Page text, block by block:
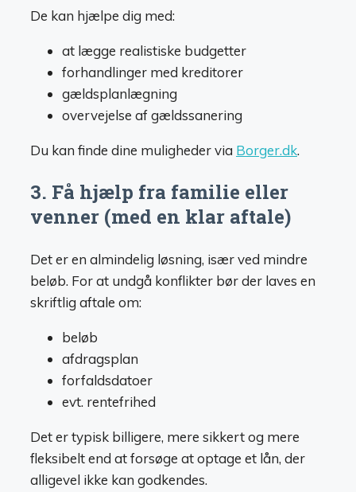
De kan hjælpe dig med:
at lægge realistiske budgetter
forhandlinger med kreditorer
gældsplanlægning
overvejelse af gældssanering
Du kan finde dine muligheder via Borger.dk.
3. Få hjælp fra familie eller
venner (med en klar aftale)
Det er en almindelig løsning, især ved mindre
beløb. For at undgå konflikter bør der laves en
skriftlig aftale om:
beløb
afdragsplan
forfaldsdatoer
evt. rentefrihed
Det er typisk billigere, mere sikkert og mere
fleksibelt end at forsøge at optage et lån, der
alligevel ikke kan godkendes.